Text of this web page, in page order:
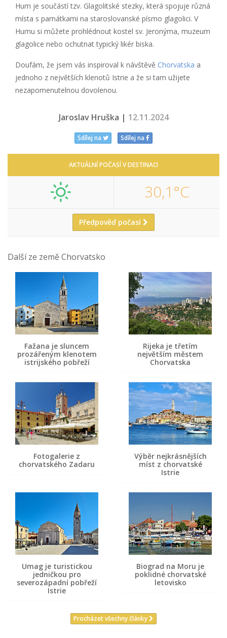
Hum je součástí tzv. Glagolitské stezky, která spojuje různá
místa s památkami na staroslovanské písmo glagolici. V
Humu si můžete prohlédnout kostel sv. Jeronýma, muzeum
glagolice nebo ochutnat typický likér biska.
Doufám, že jsem vás inspiroval k návštěvě Chorvatska a
jednoho z největších klenotů Istrie a že si tam užijete
nezapomenutelnou dovolenou.
Jaroslav Hruška | 12.11.2024
Sdílej na Sdílej na
AKTUÁLNÍ POČASÍ V DESTINACI
30,1°C
Předpověď počasí
Další ze země Chorvatsko
Fažana je sluncem
prozářeným klenotem
istrijského pobřeží
Rijeka je třetím
největším městem
Chorvatska
Fotogalerie z
chorvatského Zadaru
Výběr nejkrásnějších
míst z chorvatské
Istrie
Umag je turistickou
jedničkou pro
severozápadní pobřeží
Istrie
Biograd na Moru je
poklidné chorvatské
letovisko
Procházet všechny články